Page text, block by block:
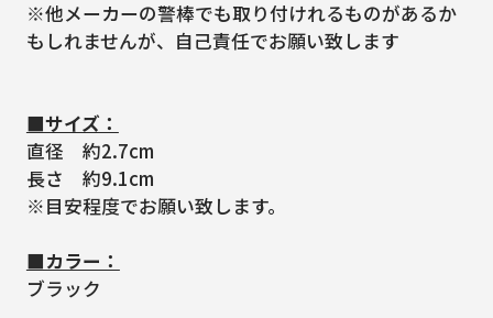
※他メーカーの警棒でも取り付けれるものがあるか
もしれませんが、自己責任でお願い致します
■サイズ：
直径 約2.7cm
長さ 約9.1cm
※目安程度でお願い致します。
■カラー：
ブラック